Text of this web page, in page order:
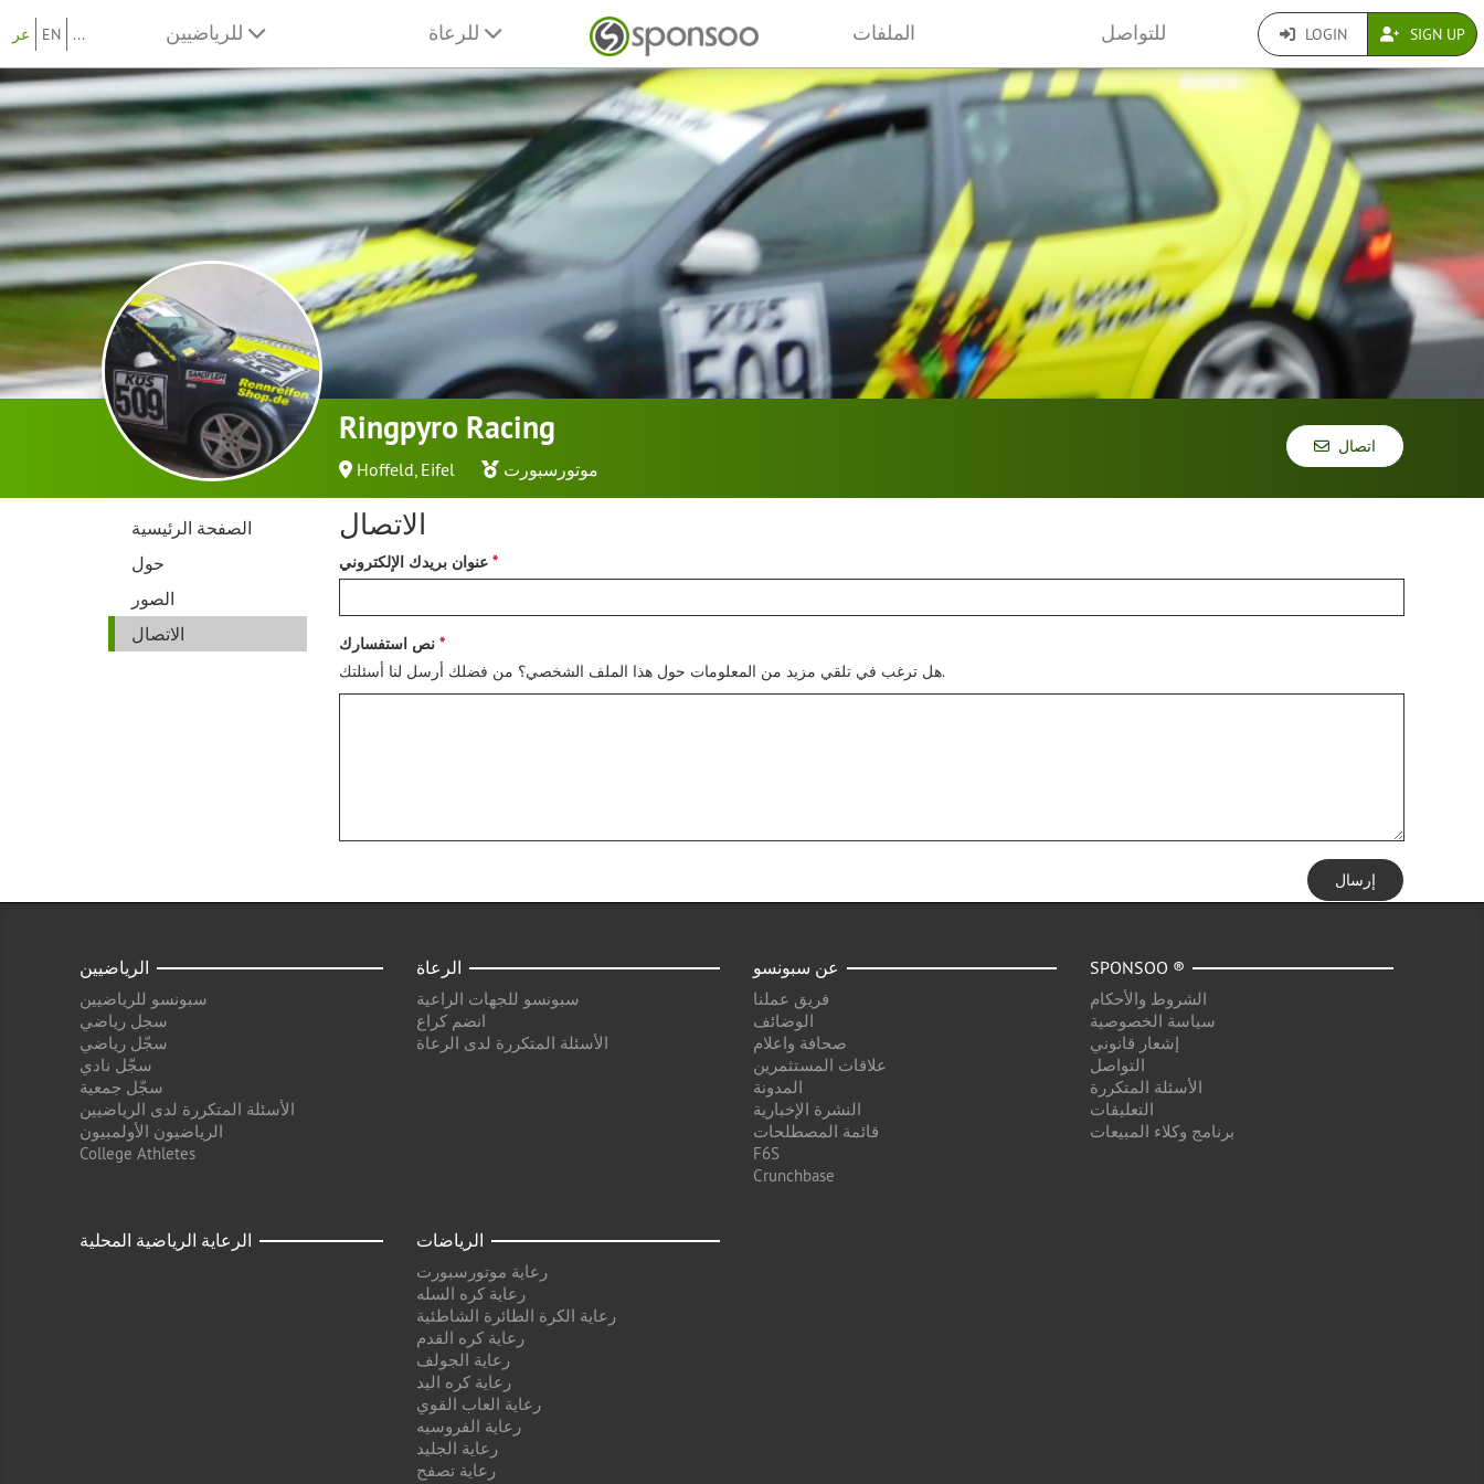
عر EN ... الملفات للتواصل LOGIN SIGN UP
Ringpyro Racing
Hoffeld, Eifel موتورسبورت
اتصال
الصفحة الرئيسية
حول
الصور
الاتصال
الاتصال
عنوان بريدك الإلكتروني
نص استفسارك
هل ترغب في تلقي مزيد من المعلومات حول هذا الملف الشخصي؟ من فضلك أرسل لنا أسئلتك.
إرسال
الرياضيين
سبونسو للرياضيين
سجل رياضي
سجّل رياضي
سجّل نادي
سجّل جمعية
الأسئلة المتكررة لدى الرياضيين
الرياضيون الأولمبيون
College Athletes
الرعاة
سبونسو للجهات الراعية
انضم كراع
الأسئلة المتكررة لدى الرعاة
عن سبونسو
فريق عملنا
الوضائف
صحافة واعلام
علاقات المستثمرين
المدونة
النشرة الإخبارية
قائمة المصطلحات
F6S
Crunchbase
SPONSOO ®
الشروط والأحكام
سياسة الخصوصية
إشعار قانوني
التواصل
الأسئلة المتكررة
التعليقات
برنامج وكلاء المبيعات
الرعاية الرياضية المحلية الرياضات
رعاية موتورسبورت
رعاية كره السله
رعاية الكرة الطائرة الشاطئية
رعاية كره القدم
رعاية الجولف
رعاية كره اليد
رعاية العاب القوي
رعاية الفروسيه
رعاية الجليد
رعاية تصفح